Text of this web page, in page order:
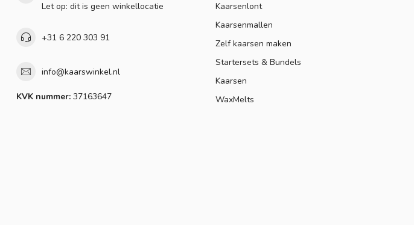
Let op: dit is geen winkellocatie
+31 6 220 303 91
info@kaarswinkel.nl
KVK nummer: 37163647
Kaarsenlont
Kaarsenmallen
Zelf kaarsen maken
Startersets & Bundels
Kaarsen
WaxMelts